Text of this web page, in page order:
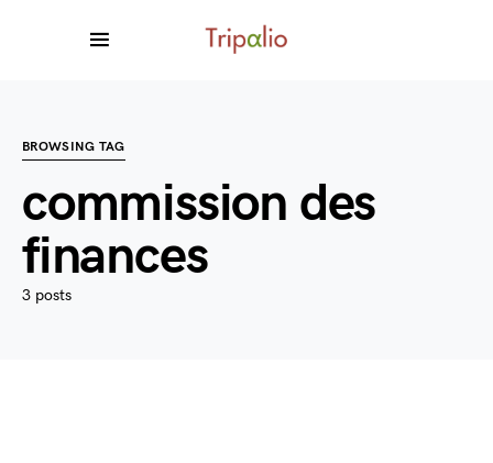
BROWSING TAG
commission des
finances
3 posts